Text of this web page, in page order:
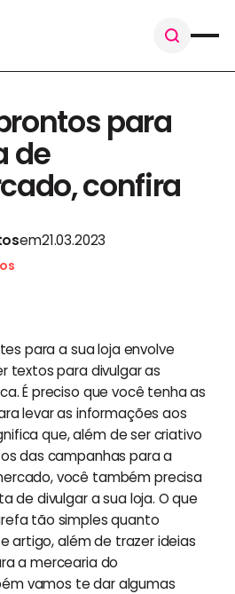
para
de
confira
em21.03.2023
para a sua loja envolve
textos para divulgar as
É preciso que você tenha as
levar as informações aos
que, além de ser criativo
das campanhas para a
você também precisa
de divulgar a sua loja. O que
tão simples quanto
artigo, além de trazer ideias
a mercearia do
vamos te dar algumas